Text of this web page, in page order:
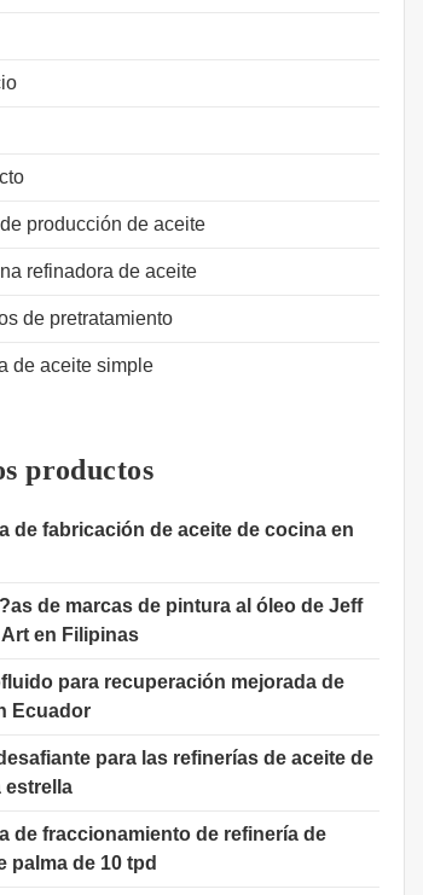
producción de aceite
refinadora de aceite
de pretratamiento
de aceite simple
productos
de fabricación de aceite de cocina en
de marcas de pintura al óleo de Jeff
en Filipinas
para recuperación mejorada de
Ecuador
para las refinerías de aceite de
estrella
de fraccionamiento de refinería de
palma de 10 tpd